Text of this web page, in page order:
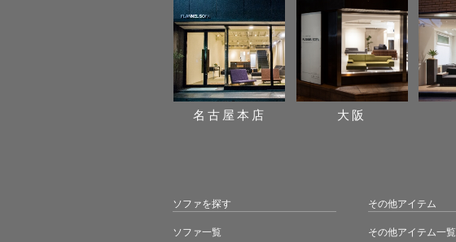
名古屋本店 大阪
ソファを探す
ソファ一覧
その他アイテム
その他アイテム一覧